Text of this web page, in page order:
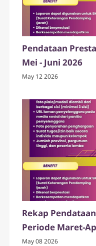
Pendataan
Mei - Juni 2026
May 12 2026
Rekap
Periode Maret-
May 08 2026